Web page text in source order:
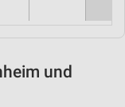
und